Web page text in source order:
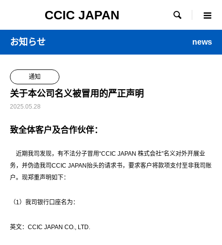
CCIC JAPAN 
お知らせ news
通知
关于本公司名义被冒用的严正声明
2025.05.28
致全体客户及合作伙伴：
近期我司发现，有不法分子冒用“CCIC JAPAN 株式会社”名义对外开展业
务，并伪造我司CCIC JAPAN抬头的请求书，要求客户将款项支付至非我司账
户。现郑重声明如下：
（1）我司银行口座名为：
英文：CCIC JAPAN CO., LTD.